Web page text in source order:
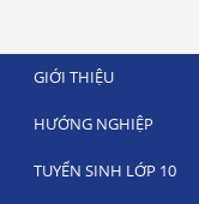
GIỚI THIỆU
HƯỚNG NGHIỆP
TUYỂN SINH LỚP 10